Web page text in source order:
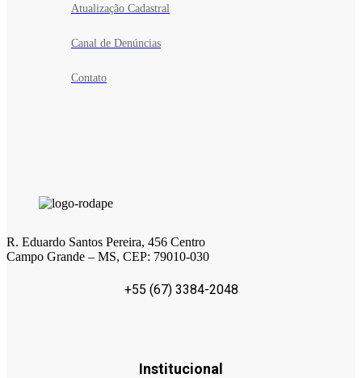
Atualização Cadastral
Canal de Denúncias
Contato
R. Eduardo Santos Pereira, 456 Centro
Campo Grande – MS, CEP: 79010-030
+55 (67) 3384-2048
Institucional